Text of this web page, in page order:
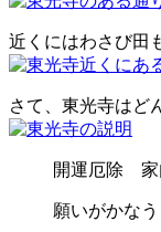
近くにはわさび田
さて、東光寺はど
開運厄除
願いがかな